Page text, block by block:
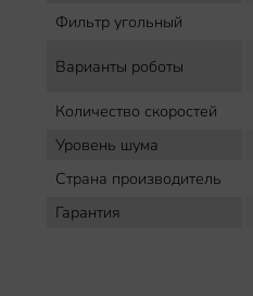
Фильтр угольный
Варианты роботы
Количество скоростей
Уровень шума
Страна производитель
Гарантия